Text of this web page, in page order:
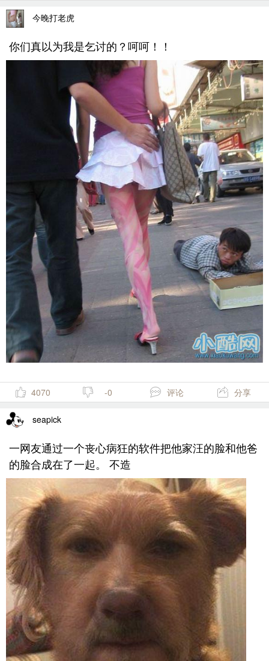
今晚打老虎
你们真以为我是乞讨的？呵呵！！
4070 -0 评论 分享
seapick
一网友通过一个丧心病狂的软件把他家汪的脸和他爸
的脸合成在了一起。 不造